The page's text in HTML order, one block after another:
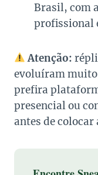
Brasil, com
profissional
Atenção:
evoluíram muito
prefira
presencial ou
antes de colocar